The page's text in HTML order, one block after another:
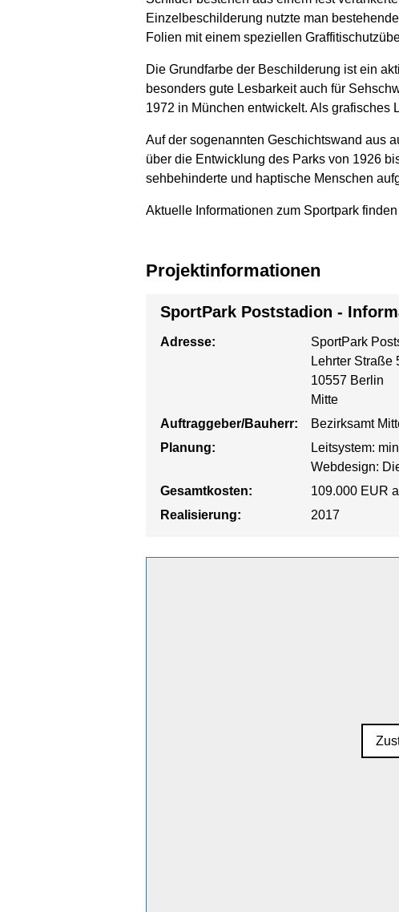
Einzelbeschilderung nutzte man
Folien mit einem speziellen
Die Grundfarbe der Beschilderung ist ein
besonders gute Lesbarkeit auch für
1972 in München entwickelt. Als grafisches
Auf der sogenannten Geschichtswand aus
über die Entwicklung des Parks von 1926
sehbehinderte und haptische Menschen
Aktuelle Informationen zum Sportpark
Projektinformationen
SportPark Poststadion -
Adresse:
SportPark
Lehrter Straße
10557 Berlin
Mitte
Auftraggeber/Bauherr:
Bezirksamt
Planung:
Leitsystem:
Webdesign:
Gesamtkosten:
109.000 EUR
Realisierung:
2017